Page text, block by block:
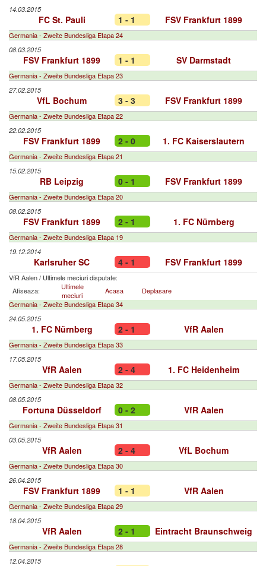
14.03.2015
FC St. Pauli 1 - 1 FSV Frankfurt 1899
Germania - Zweite Bundesliga Etapa 24
08.03.2015
FSV Frankfurt 1899 1 - 1 SV Darmstadt
Germania - Zweite Bundesliga Etapa 23
27.02.2015
VfL Bochum 3 - 3 FSV Frankfurt 1899
Germania - Zweite Bundesliga Etapa 22
22.02.2015
FSV Frankfurt 1899 2 - 0 1. FC Kaiserslautern
Germania - Zweite Bundesliga Etapa 21
15.02.2015
RB Leipzig 0 - 1 FSV Frankfurt 1899
Germania - Zweite Bundesliga Etapa 20
08.02.2015
FSV Frankfurt 1899 2 - 1 1. FC Nürnberg
Germania - Zweite Bundesliga Etapa 19
19.12.2014
Karlsruher SC 4 - 1 FSV Frankfurt 1899
VfR Aalen/ Ultimele meciuri disputate:
Afiseaza:
Ultimele
meciuri
Acasa
Deplasare
Germania - Zweite Bundesliga Etapa 34
24.05.2015
1. FC Nürnberg 2 - 1 VfR Aalen
Germania - Zweite Bundesliga Etapa 33
17.05.2015
VfR Aalen 2 - 4 1. FC Heidenheim
Germania - Zweite Bundesliga Etapa 32
08.05.2015
Fortuna Düsseldorf 0 - 2 VfR Aalen
Germania - Zweite Bundesliga Etapa 31
03.05.2015
VfR Aalen 2 - 4 VfL Bochum
Germania - Zweite Bundesliga Etapa 30
26.04.2015
FSV Frankfurt 1899 1 - 1 VfR Aalen
Germania - Zweite Bundesliga Etapa 29
18.04.2015
VfR Aalen 2 - 1 Eintracht Braunschweig
Germania - Zweite Bundesliga Etapa 28
12.04.2015